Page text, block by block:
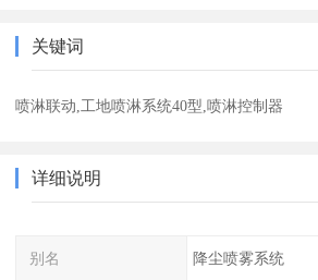
关键词
喷淋联动,工地喷淋系统40型,喷淋控制器
详细说明
别名 降尘喷雾系统